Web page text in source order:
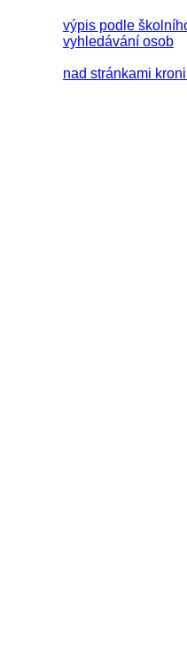
výpis podle
vyhledávání osob
nad stránkami